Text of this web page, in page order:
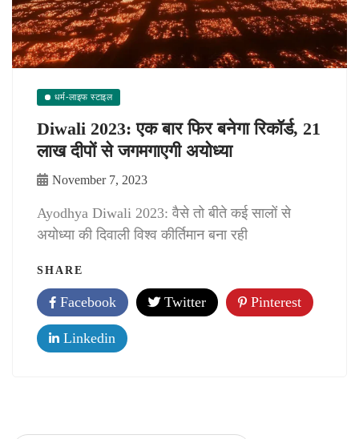
धर्म-लाइफ स्टाइल
Diwali 2023: एक बार फिर बनेगा रिकॉर्ड, 21
लाख दीपों से जगमगाएगी अयोध्या
November 7, 2023
Ayodhya Diwali 2023: वैसे तो बीते कई सालों से
अयोध्या की दिवाली विश्व कीर्तिमान बना रही
SHARE
Facebook Twitter Pinterest
Linkedin